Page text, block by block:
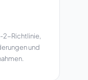
2-Richtlinie,
und